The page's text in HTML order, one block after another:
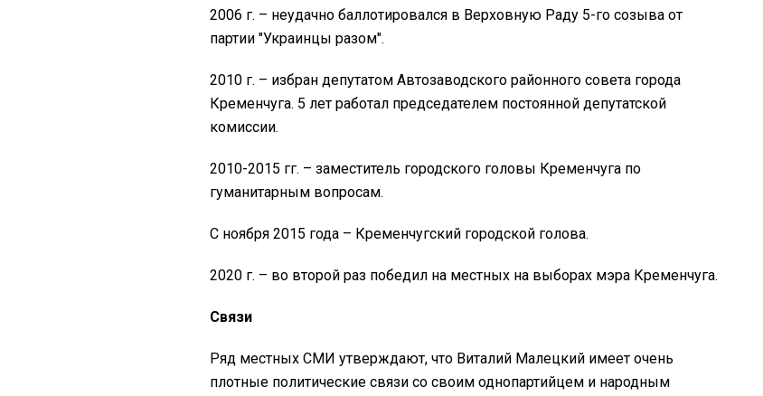
2006 г. – неудачно баллотировался в Верховную Раду 5-го созыва от
партии "Украинцы разом".
2010 г. – избран депутатом Автозаводского районного совета города
Кременчуга. 5 лет работал председателем постоянной депутатской
комиссии.
2010-2015 гг. – заместитель городского головы Кременчуга по
гуманитарным вопросам.
С ноября 2015 года – Кременчугский городской голова.
2020 г. – во второй раз победил на местных на выборах мэра Кременчуга.
Связи
Ряд местных СМИ утверждают, что Виталий Малецкий имеет очень
плотные политические связи со своим однопартийцем и народным